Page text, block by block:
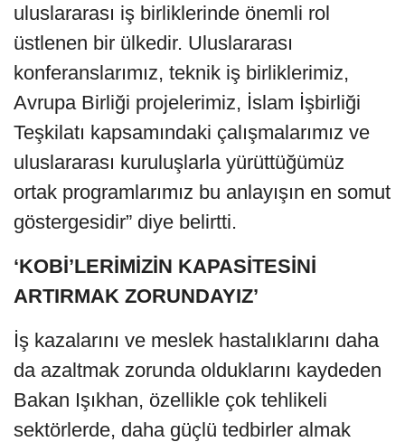
uluslararası iş birliklerinde önemli rol
üstlenen bir ülkedir. Uluslararası
konferanslarımız, teknik iş birliklerimiz,
Avrupa Birliği projelerimiz, İslam İşbirliği
Teşkilatı kapsamındaki çalışmalarımız ve
uluslararası kuruluşlarla yürüttüğümüz
ortak programlarımız bu anlayışın en somut
göstergesidir” diye belirtti.
‘KOBİ’LERİMİZİN KAPASİTESİNİ
ARTIRMAK ZORUNDAYIZ’
İş kazalarını ve meslek hastalıklarını daha
da azaltmak zorunda olduklarını kaydeden
Bakan Işıkhan, özellikle çok tehlikeli
sektörlerde, daha güçlü tedbirler almak